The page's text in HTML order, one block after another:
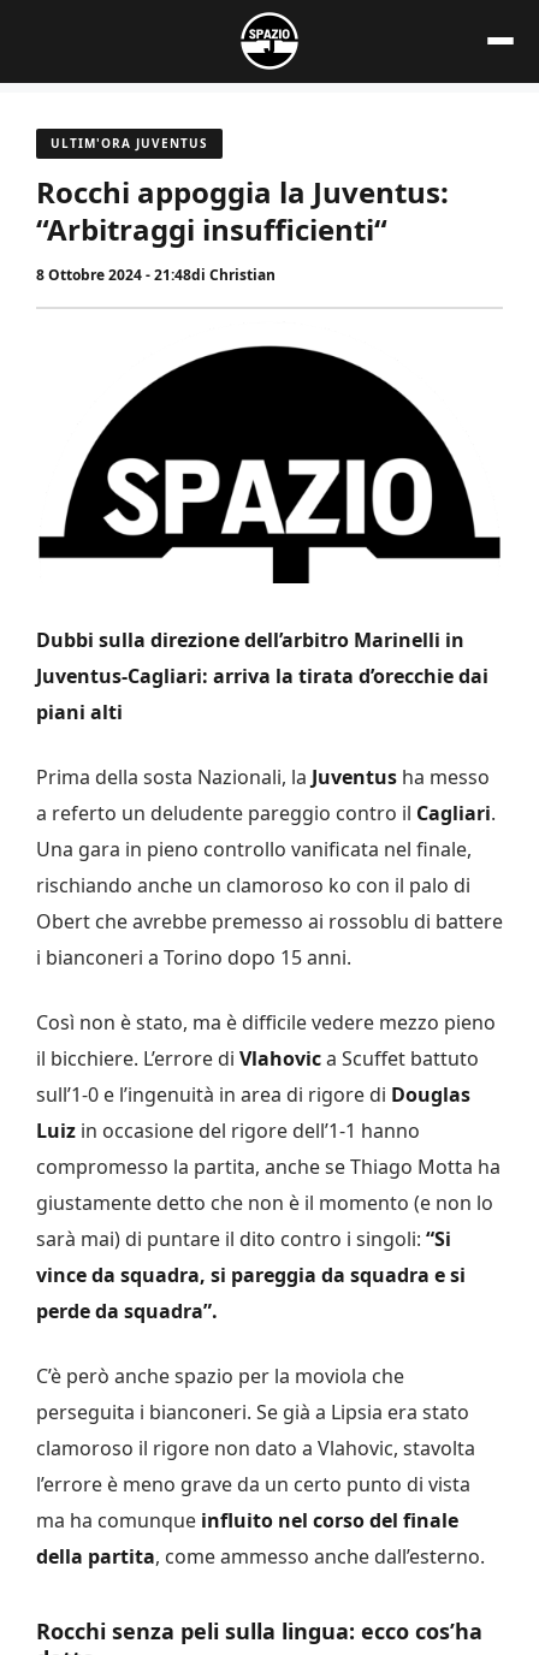
contenuto
ULTIM'ORA JUVENTUS
Rocchi appoggia la Juventus:
“Arbitraggi insufficienti“
8 Ottobre 2024 - 21:48di Christian
Dubbi sulla direzione dell’arbitro Marinelli in
Juventus-Cagliari: arriva la tirata d’orecchie dai
piani alti
Prima della sosta Nazionali, la Juventus ha messo
a referto un deludente pareggio contro il Cagliari.
Una gara in pieno controllo vanificata nel finale,
rischiando anche un clamoroso ko con il palo di
Obert che avrebbe premesso ai rossoblu di battere
i bianconeri a Torino dopo 15 anni.
Così non è stato, ma è difficile vedere mezzo pieno
il bicchiere. L’errore di Vlahovica Scuffet battuto
sull’1-0 e l’ingenuità in area di rigore di Douglas
Luiz in occasione del rigore dell’1-1 hanno
compromesso la partita, anche se Thiago Motta ha
giustamente detto che non è il momento (e non lo
sarà mai) di puntare il dito contro i singoli: “Si
vince da squadra, si pareggia da squadra e si
perde da squadra”.
C’è però anche spazio per la moviola che
perseguita i bianconeri. Se già a Lipsia era stato
clamoroso il rigore non dato a Vlahovic, stavolta
l’errore è meno grave da un certo punto di vista
ma ha comunque influito nel corso del finale
della partita, come ammesso anche dall’esterno.
Rocchi senza peli sulla lingua: ecco cos’ha